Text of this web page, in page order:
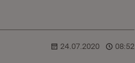
24.07.2020 08:52